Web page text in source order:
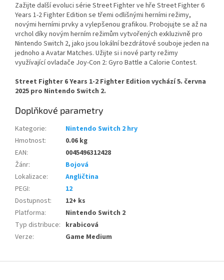
Zažijte další evoluci série Street Fighter ve hře Street Fighter 6
Years 1-2 Fighter Edition se třemi odlišnými herními režimy,
novými herními prvky a vylepšenou grafikou. Probojujte se až na
vrchol díky novým herním režimům vytvořených exkluzivně pro
Nintendo Switch 2, jako jsou lokální bezdrátové souboje jeden na
jednoho a Avatar Matches. Užijte si i nové party režimy
využívající ovladače Joy-Con 2: Gyro Battle a Calorie Contest.
Street Fighter 6 Years 1-2 Fighter Edition vychází 5. června
2025 pro Nintendo Switch 2.
Doplňkové parametry
Kategorie:
Nintendo Switch 2 hry
Hmotnost:
0.06 kg
EAN:
0045496312428
Žánr:
Bojová
Lokalizace:
Angličtina
PEGI:
12
Dostupnost:
12+ ks
Platforma:
Nintendo Switch 2
Typ distribuce: krabicová
Verze: Game Medium